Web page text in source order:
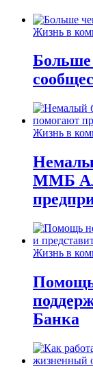
Жизнь в
Больше
Жизнь в
ММБ
Жизнь в
Помощь
Банка